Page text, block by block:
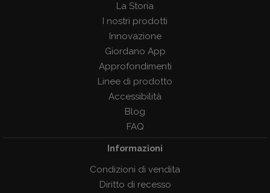
La Storia
I nostri prodotti
Innovazione
Giordano App
Approfondimenti
Linee di prodotto
Accessibilità
Blog
FAQ
Informazioni
Condizioni di vendita
Diritto di recesso